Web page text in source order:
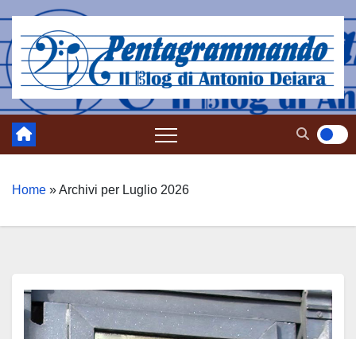
contenuto
Home »Archivi per Luglio 2026